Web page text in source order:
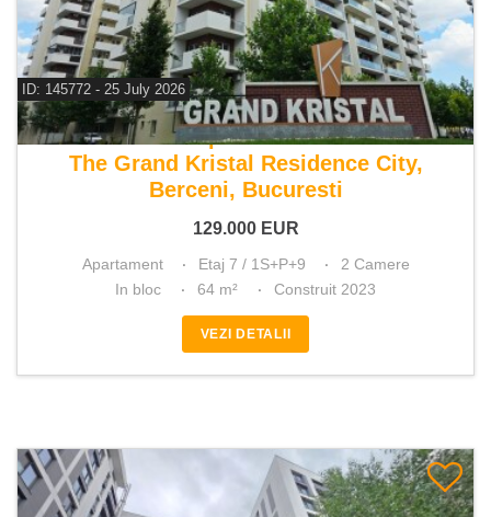
ID: 145772 - 25 July 2026
De vanzare apartament 2 camere
The Grand Kristal Residence City,
Berceni, Bucuresti
129.000 EUR
Apartament Etaj 7 / 1S+P+9
2 Camere
In bloc
64 m² Construit 2023
VEZI DETALII